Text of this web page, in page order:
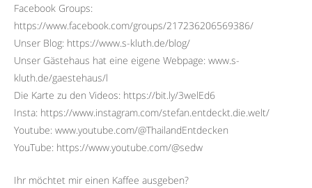
Facebook Groups:
https://www.facebook.com/groups/217236206569386/
Unser Blog: https://www.s-kluth.de/blog/
Unser Gästehaus hat eine eigene Webpage: www.s-
kluth.de/gaestehaus/l
Die Karte zu den Videos: https://bit.ly/3welEd6
Insta: https://www.instagram.com/stefan.entdeckt.die.welt/
Youtube: www.youtube.com/@ThailandEntdecken
YouTube: https://www.youtube.com/@sedw
Ihr möchtet mir einen Kaffee ausgeben?